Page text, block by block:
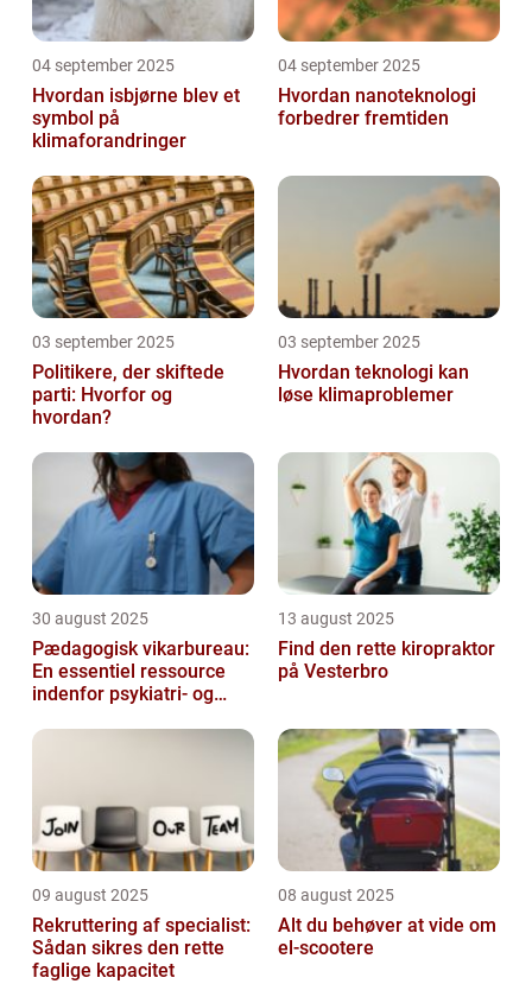
04 september 2025
Hvordan isbjørne blev et
symbol på
klimaforandringer
04 september 2025
Hvordan nanoteknologi
forbedrer fremtiden
03 september 2025
Politikere, der skiftede
parti: Hvorfor og
hvordan?
03 september 2025
Hvordan teknologi kan
løse klimaproblemer
30 august 2025
Pædagogisk vikarbureau:
En essentiel ressource
indenfor psykiatri- og
13 august 2025
Find den rette kiropraktor
på Vesterbro
09 august 2025
Rekruttering af specialist:
Sådan sikres den rette
faglige kapacitet
08 august 2025
Alt du behøver at vide om
el-scootere